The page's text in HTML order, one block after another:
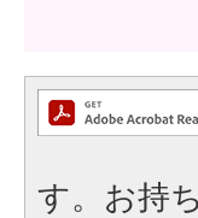
す。お持